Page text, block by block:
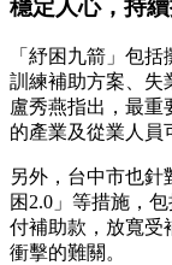
穩定人心，持
「紓困九箭」包
訓練補助方案、失
盧秀燕指出，最重
的產業及從業人員
另外，台中市也針
困2.0」等措施，
付補助款，放寬受
衝擊的難關。